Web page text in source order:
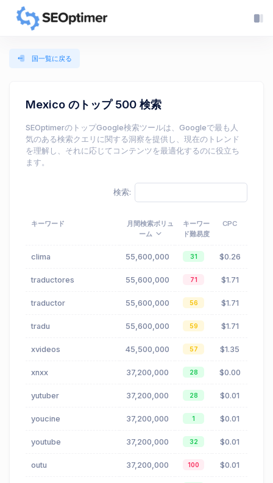
国一覧に戻る
Mexico のトップ 500 検索
SEOptimerのトップGoogle検索ツールは、Googleで最も人
気のある検索クエリに関する洞察を提供し、現在のトレンド
を理解し、それに応じてコンテンツを最適化するのに役立ち
ます。
検索:
キーワード
月間検索ボリュ
ーム
キーワー
ド難易度
CPC
clima 55,600,000 31 $0.26
traductores 55,600,000 71 $1.71
traductor 55,600,000 56 $1.71
tradu 55,600,000 59 $1.71
xvideos 45,500,000 57 $1.35
xnxx 37,200,000 28 $0.00
yutuber 37,200,000 28 $0.01
youcine 37,200,000 1 $0.01
youtube 37,200,000 32 $0.01
outu 37,200,000 100 $0.01